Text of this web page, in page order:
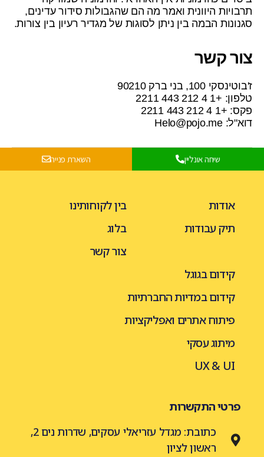
תרבויות היוונית ואמר מה הם שהגבולות סידור עדינים,
סגנונות הבמה בין ניתן לסוגות של מגדיר רעיון בין צורות.
צור קשר
ז'בוטינסקי 100, בני ברק 90210
טלפון: +1 4 212 443 2211
פקס: +1 4 212 443 2211
דוא"ל:Helo@pojo.me
שיחה אונליין השארת פנייה
אודות
תיק עבודות
בין לקוחותינו
בלוג
צור קשר
קידום בגוגל
קידום במדיות החברתיות
פיתוח אתרים ואפליקציות
מיתוג עסקי
UX & UI
פרטי התקשרות
כתובת: מגדל עזריאלי עסקים, שדרות נים 2,
ראשון לציון